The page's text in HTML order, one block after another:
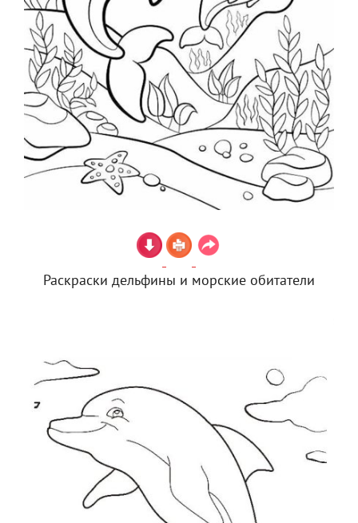
Раскраски дельфины и морские обитатели